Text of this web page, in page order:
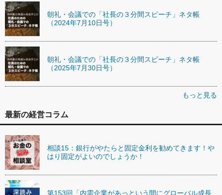
朝礼・会議での「社長の３分間スピーチ」ネタ帳
（2024年7月10日号）
朝礼・会議での「社長の３分間スピーチ」ネタ帳
（2025年7月30日号）
もっと見る
最新の経営コラム
相談15：銀行がやたらと固定金利を勧めてきます！や
はり固定がよいのでしょうか！
第153回「内需企業があっという間にグローバル成長